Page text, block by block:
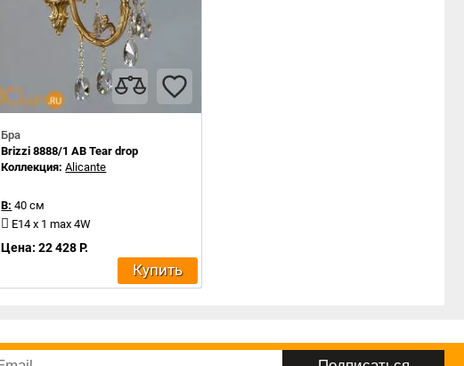
Бра
Brizzi 8888/1 AB Tear drop
Коллекция:Alicante
В: 40 см
E14 x 1 max 4W
Цена: 22 428 Р.
Купить